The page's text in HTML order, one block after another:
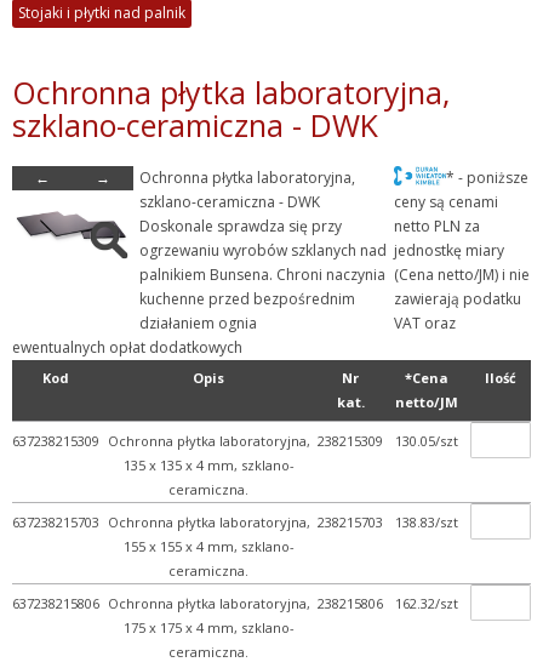
+ Plastiki laboratoryjne
+ Rury, pręty, kapilary ...
+ Szkło kwarcowe
+ Termometry / Areometry
+ Urządzenia laboratoryj...
+ WPL - produkcja
- Wyroby metalowe
+ Lejki, naczynia, zlewki
+ Mieszadła
- Palniki laborator. i ak...
+ Palniki laboratoryjne
- Stojaki i płytki nad p...
+ Palniki szklarskie
Stojaki i płytki nad palnik
Ochronna płytka laboratoryjna,
szklano-ceramiczna - DWK
← →
Ochronna płytka laboratoryjna,
szklano-ceramiczna - DWK
Doskonale sprawdza się przy
ogrzewaniu wyrobów szklanych nad
palnikiem Bunsena. Chroni naczynia
kuchenne przed bezpośrednim
działaniem ognia
* - poniższe
ceny są cenami
netto PLN za
jednostkę miary
(Cena netto/JM) i nie
zawierają podatku
VAT oraz
ewentualnych opłat dodatkowych
Kod Opis
Nr
kat.
*Cena
netto/JM
Ilość
637238215309 Ochronna płytka laboratoryjna,
135 x 135 x 4 mm, szklano-
ceramiczna.
238215309 130.05/szt
637238215703 Ochronna płytka laboratoryjna,
155 x 155 x 4 mm, szklano-
ceramiczna.
238215703 138.83/szt
637238215806 Ochronna płytka laboratoryjna,
175 x 175 x 4 mm, szklano-
ceramiczna.
238215806 162.32/szt